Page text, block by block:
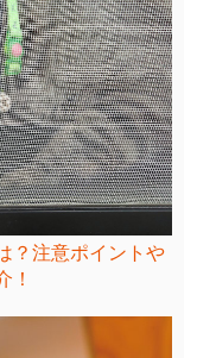
？注意ポイントや
！